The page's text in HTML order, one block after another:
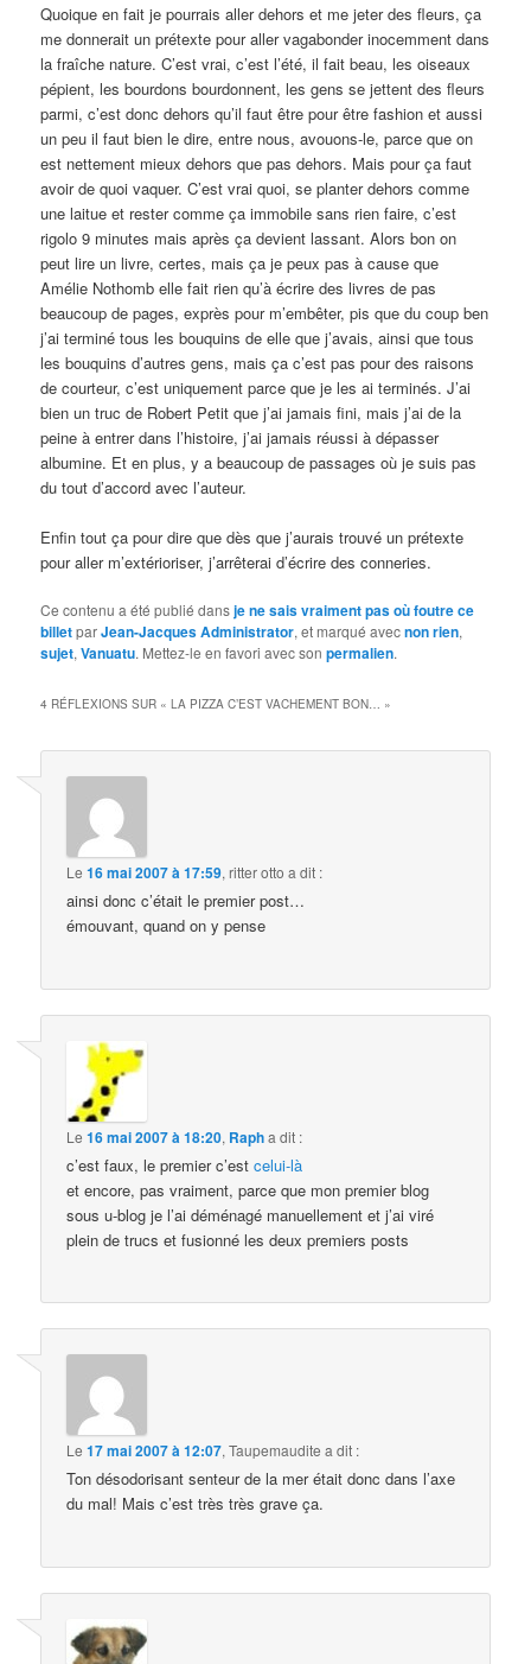
Quoique en fait je pourrais aller dehors et me jeter des fleurs, ça
me donnerait un prétexte pour aller vagabonder inocemment dans
la fraîche nature. C’est vrai, c’est l’été, il fait beau, les oiseaux
pépient, les bourdons bourdonnent, les gens se jettent des fleurs
parmi, c’est donc dehors qu’il faut être pour être fashion et aussi
un peu il faut bien le dire, entre nous, avouons-le, parce que on
est nettement mieux dehors que pas dehors. Mais pour ça faut
avoir de quoi vaquer. C’est vrai quoi, se planter dehors comme
une laitue et rester comme ça immobile sans rien faire, c’est
rigolo 9 minutes mais après ça devient lassant. Alors bon on
peut lire un livre, certes, mais ça je peux pas à cause que
Amélie Nothomb elle fait rien qu’à écrire des livres de pas
beaucoup de pages, exprès pour m’embêter, pis que du coup ben
j’ai terminé tous les bouquins de elle que j’avais, ainsi que tous
les bouquins d’autres gens, mais ça c’est pas pour des raisons
de courteur, c’est uniquement parce que je les ai terminés. J’ai
bien un truc de Robert Petit que j’ai jamais fini, mais j’ai de la
peine à entrer dans l’histoire, j’ai jamais réussi à dépasser
albumine. Et en plus, y a beaucoup de passages où je suis pas
du tout d’accord avec l’auteur.
Enfin tout ça pour dire que dès que j’aurais trouvé un prétexte
pour aller m’extérioriser, j’arrêterai d’écrire des conneries.
Ce contenu a été publié dansje ne sais vraiment pas où foutre ce
billetparJean-Jacques Administrator, et marqué avecnon rien,
sujet,Vanuatu. Mettez-le en favori avec sonpermalien.
4 RÉFLEXIONS SUR «LA PIZZA C’EST VACHEMENT BON… »
Le16 mai 2007 à 17:59,ritter otto a dit :
ainsi donc c’était le premier post…
émouvant, quand on y pense
Le16 mai 2007 à 18:20, Rapha dit :
c’est faux, le premier c’estcelui-là
et encore, pas vraiment, parce que mon premier blog
sous u-blog je l’ai déménagé manuellement et j’ai viré
plein de trucs et fusionné les deux premiers posts
Le17 mai 2007 à 12:07,Taupemaudite a dit :
Ton désodorisant senteur de la mer était donc dans l’axe
du mal! Mais c’est très très grave ça.